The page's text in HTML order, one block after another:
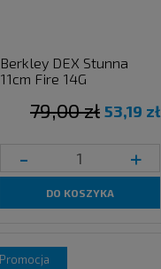
Berkley DEX Stunna
11cm Fire 14G
53,19 zł
79,00 zł
- +
DO KOSZYKA
promocja